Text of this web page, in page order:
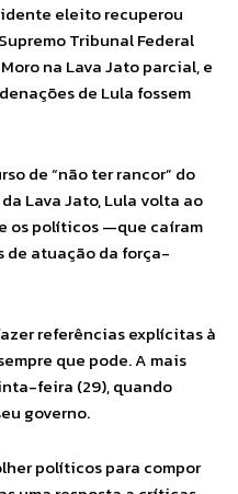
eleito recuperou
Tribunal Federal
na Lava Jato parcial, e
de Lula fossem
de “não ter rancor” do
Lava Jato, Lula volta ao
os políticos —que caíram
de atuação da força-
referências explícitas à
que pode. A mais
feira (29), quando
governo.
políticos para compor